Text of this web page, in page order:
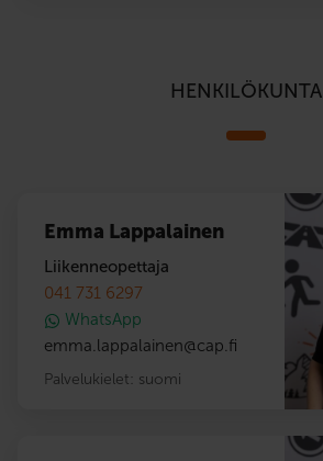
HENKILÖKUNTA
Emma Lappalainen
Liikenneopettaja
041 731 6297
WhatsApp
emma.lappalainen@cap.fi
Palvelukielet: suomi